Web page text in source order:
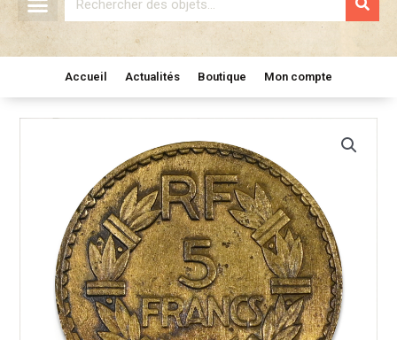
Accueil Actualités Boutique Mon compte